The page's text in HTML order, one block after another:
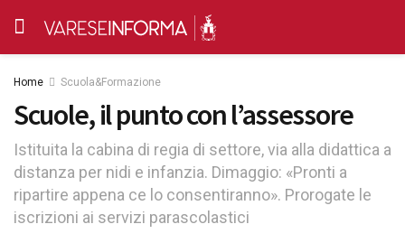
Home Scuola&Formazione
Scuole, il punto con l’assessore
Istituita la cabina di regia di settore, via alla didattica a
distanza per nidi e infanzia. Dimaggio: «Pronti a
ripartire appena ce lo consentiranno». Prorogate le
iscrizioni ai servizi parascolastici